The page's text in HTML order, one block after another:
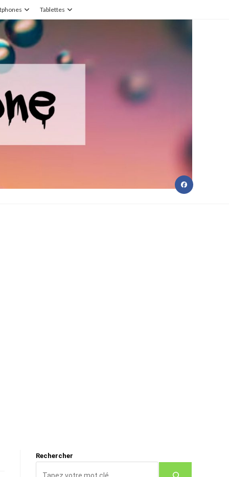
Tablettes
Rechercher